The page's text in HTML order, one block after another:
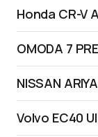
Honda CR-V
OMODA 7
NISSAN
Volvo EC40